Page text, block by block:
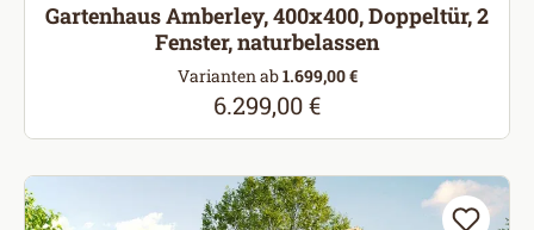
Gartenhaus Amberley, 400x400, Doppeltür, 2
Fenster, naturbelassen
Varianten ab1.699,00 €
Regulärer Preis:
6.299,00 €